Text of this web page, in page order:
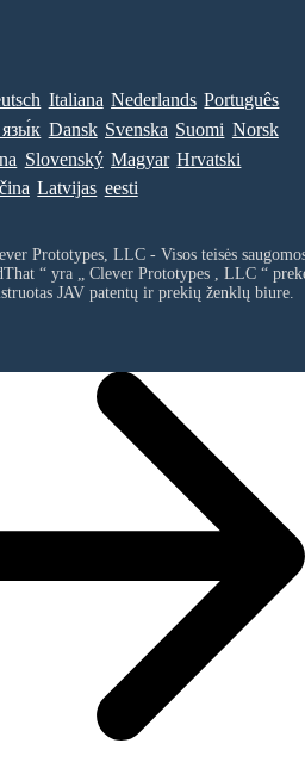
Italiana Nederlands Português
Dansk Svenska Suomi Norsk
Slovenský Magyar Hrvatski
Latvijas eesti
Prototypes, LLC - Visos teisės
“ yra „ Clever Prototypes , LLC“
JAV patentų ir prekių ženklų biure.